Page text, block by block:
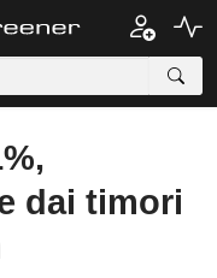
dai timori